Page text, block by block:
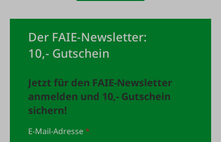
Der FAIE-Newsletter:
10,- Gutschein
Jetzt für den FAIE-Newsletter
anmelden und 10,- Gutschein
sichern!
E-Mail-Adresse*